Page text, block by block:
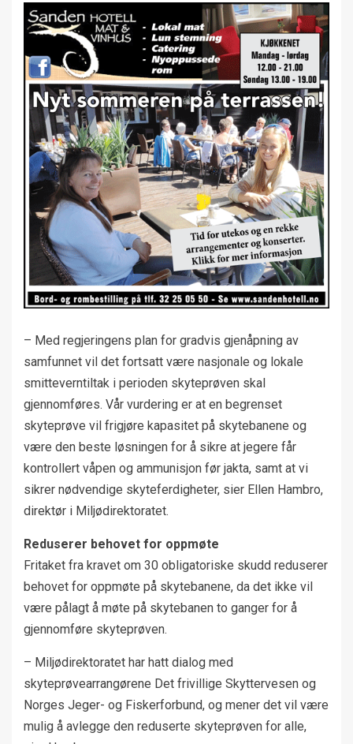
– Med regjeringens plan for gradvis gjenåpning av
samfunnet vil det fortsatt være nasjonale og lokale
smitteverntiltak i perioden skyteprøven skal
gjennomføres. Vår vurdering er at en begrenset
skyteprøve vil frigjøre kapasitet på skytebanene og
være den beste løsningen for å sikre at jegere får
kontrollert våpen og ammunisjon før jakta, samt at vi
sikrer nødvendige skyteferdigheter, sier Ellen Hambro,
direktør i Miljødirektoratet.
Reduserer behovet for oppmøte
Fritaket fra kravet om 30 obligatoriske skudd reduserer
behovet for oppmøte på skytebanene, da det ikke vil
være pålagt å møte på skytebanen to ganger for å
gjennomføre skyteprøven.
– Miljødirektoratet har hatt dialog med
skyteprøvearrangørene Det frivillige Skyttervesen og
Norges Jeger- og Fiskerforbund, og mener det vil være
mulig å avlegge den reduserte skyteprøven for alle,